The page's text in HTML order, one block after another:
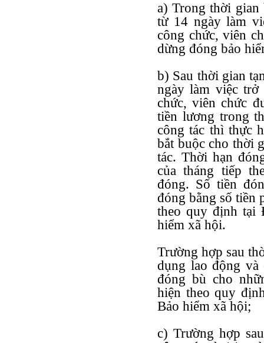
a) Trong thời gian
từ 14 ngày làm
công chức, viên
dừng đóng bảo
b) Sau thời gian
ngày làm việc trở
chức, viên chức
tiền lương trong
công tác thì thực
bắt buộc cho thời
tác. Thời hạn
của tháng tiếp
đóng. Số tiền
đóng bằng số tiền
theo quy định tại
hiểm xã hội.
Trường hợp sau
dụng lao động và
đóng bù cho
hiện theo quy
Bảo hiểm xã hội;
c) Trường hợp